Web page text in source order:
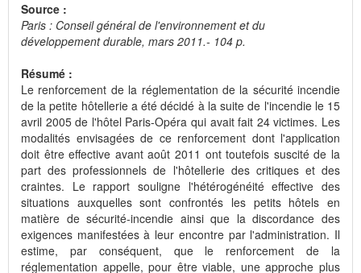
Source :
Paris : Conseil général de l'environnement et du
développement durable, mars 2011.- 104 p.
Résumé :
Le renforcement de la réglementation de la sécurité incendie
de la petite hôtellerie a été décidé à la suite de l'incendie le 15
avril 2005 de l'hôtel Paris-Opéra qui avait fait 24 victimes. Les
modalités envisagées de ce renforcement dont l'application
doit être effective avant août 2011 ont toutefois suscité de la
part des professionnels de l'hôtellerie des critiques et des
craintes. Le rapport souligne l'hétérogénéité effective des
situations auxquelles sont confrontés les petits hôtels en
matière de sécurité-incendie ainsi que la discordance des
exigences manifestées à leur encontre par l'administration. Il
estime, par conséquent, que le renforcement de la
réglementation appelle, pour être viable, une approche plus